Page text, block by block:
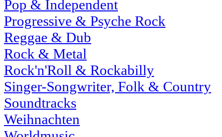
Pop & Independent
Progressive & Psyche Rock
Reggae & Dub
Rock & Metal
Rock'n'Roll & Rockabilly
Singer-Songwriter, Folk & Country
Soundtracks
Weihnachten